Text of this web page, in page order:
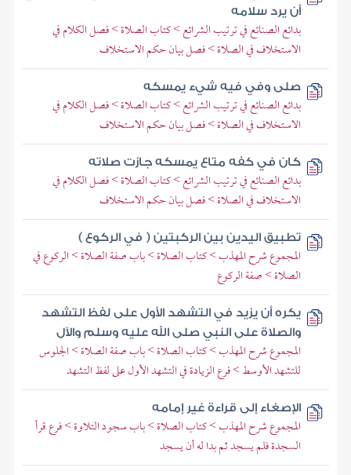
أن يرد سلامه
بدائع الصنائع في ترتيب الشرائع > كتاب الصلاة > فصل الكلام في
الاستخلاف في الصلاة > فصل بيان حكم الاستخلاف
صلى وفي فيه شيء يمسكه
بدائع الصنائع في ترتيب الشرائع > كتاب الصلاة > فصل الكلام في
الاستخلاف في الصلاة > فصل بيان حكم الاستخلاف
كان في كفه متاع يمسكه جازت صلاته
بدائع الصنائع في ترتيب الشرائع > كتاب الصلاة > فصل الكلام في
الاستخلاف في الصلاة > فصل بيان حكم الاستخلاف
تطبيق اليدين بين الركبتين ( في الركوع )
المجموع شرح المهذب > كتاب الصلاة > باب صفة الصلاة > الركوع في
الصلاة > صفة الركوع
يكره أن يزيد في التشهد الأول على لفظ التشهد
والصلاة على النبي صلى الله عليه وسلم والآل
المجموع شرح المهذب > كتاب الصلاة > باب صفة الصلاة > الجلوس
للتشهد الأوسط > فرع الزيادة في التشهد الأول على لفظ التشهد
الإصغاء إلى قراءة غير إمامه
المجموع شرح المهذب > كتاب الصلاة > باب سجود التلاوة > فرع قرأ
السجدة فلم يسجد ثم بدا له أن يسجد